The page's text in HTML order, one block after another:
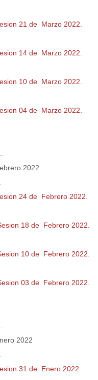
21 de Marzo 2022.
14 de Marzo 2022.
10 de Marzo 2022.
04 de Marzo 2022.
2022
24 de Febrero 2022.
18 de Febrero 2022.
10 de Febrero 2022.
03 de Febrero 2022.
2022
31 de Enero 2022.